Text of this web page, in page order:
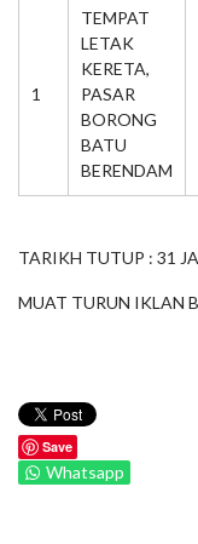
1
TEMPAT
LETAK
KERETA,
PASAR
BORONG
BATU
BERENDAM
TARIKH TUTUP : 31
MUAT TURUN IKLAN
Save
Whatsapp